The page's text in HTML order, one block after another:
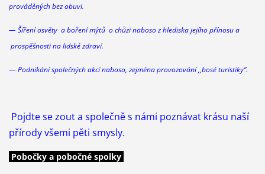
prováděných bez obuvi.
— Šíření osvěty a boření mýtů o chůzinabosoz hlediska jejího přínosu a
prospěšnosti na lidské zdraví.
— Podnikání společných akcínaboso, zejména provozování ,,bosé turistiky“.
Pojdte se zout a společně s námi poznávat krásu naší
přírody všemi pěti smysly.
Pobočky a pobočné spolky